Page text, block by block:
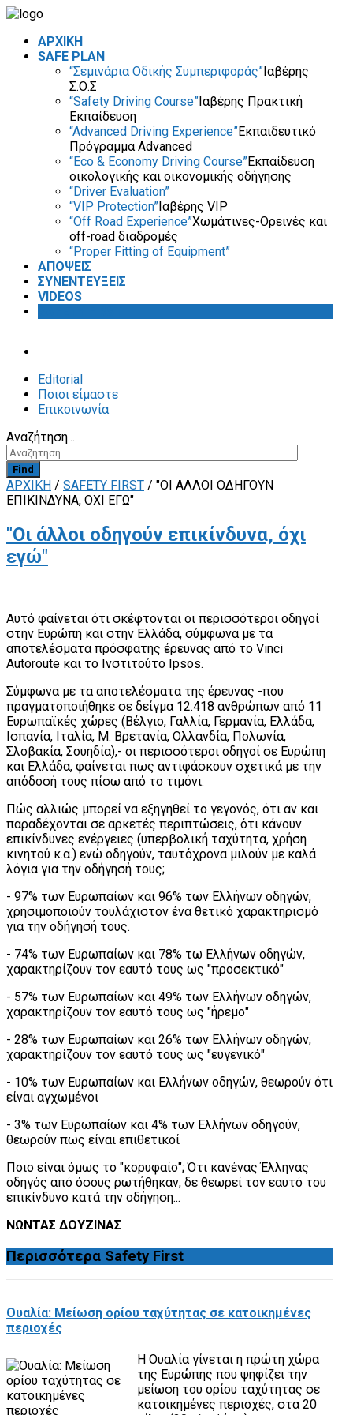
ΑΡΧΙΚΗ
SAFE PLAN
“Σεμινάρια Οδικής Συμπεριφοράς”Ιαβέρης
Σ.Ο.Σ
“Safety Driving Course”Ιαβέρης Πρακτική
Εκπαίδευση
“Advanced Driving Experience”Εκπαιδευτικό
Πρόγραμμα Advanced
“Eco & Economy Driving Course”Εκπαίδευση
οικολογικής και οικονομικής οδήγησης
“Driver Evaluation”
“VIP Protection”Ιαβέρης VIP
“Off Road Experience”Χωμάτινες-Ορεινές και
off-road διαδρομές
“Proper Fitting of Equipment”
ΑΠΟΨΕΙΣ
ΣΥΝΕΝΤΕΥΞΕΙΣ
VIDEOS
Editorial
Ποιοι είμαστε
Επικοινωνία
Αναζήτηση...
Find
ΑΡΧΙΚΗ / SAFETY FIRST / "ΟΙ ΆΛΛΟΙ ΟΔΗΓΟΎΝ
ΕΠΙΚΊΝΔΥΝΑ, ΌΧΙ ΕΓΏ"
"Οι άλλοι οδηγούν επικίνδυνα, όχι
εγώ"
Αυτό φαίνεται ότι σκέφτονται οι περισσότεροι οδηγοί
στην Ευρώπη και στην Ελλάδα, σύμφωνα με τα
αποτελέσματα πρόσφατης έρευνας από το Vinci
Autoroute και το Ινστιτούτο Ipsos.
Σύμφωνα με τα αποτελέσματα της έρευνας -που
πραγματοποιήθηκε σε δείγμα 12.418 ανθρώπων από 11
Ευρωπαϊκές χώρες (Βέλγιο, Γαλλία, Γερμανία, Ελλάδα,
Ισπανία, Ιταλία, Μ. Βρετανία, Ολλανδία, Πολωνία,
Σλοβακία, Σουηδία),- οι περισσότεροι οδηγοί σε Ευρώπη
και Ελλάδα, φαίνεται πως αντιφάσκουν σχετικά με την
απόδοσή τους πίσω από το τιμόνι.
Πώς αλλιώς μπορεί να εξηγηθεί το γεγονός, ότι αν και
παραδέχονται σε αρκετές περιπτώσεις, ότι κάνουν
επικίνδυνες ενέργειες (υπερβολική ταχύτητα, χρήση
κινητού κ.α.) ενώ οδηγούν, ταυτόχρονα μιλούν με καλά
λόγια για την οδήγησή τους;
- 97% των Ευρωπαίων και 96% των Ελλήνων οδηγών,
χρησιμοποιούν τουλάχιστον ένα θετικό χαρακτηρισμό
για την οδήγησή τους.
- 74% των Ευρωπαίων και 78% τω Ελλήνων οδηγών,
χαρακτηρίζουν τον εαυτό τους ως "προσεκτικό"
- 57% των Ευρωπαίων και 49% των Ελλήνων οδηγών,
χαρακτηρίζουν τον εαυτό τους ως "ήρεμο"
- 28% των Ευρωπαίων και 26% των Ελλήνων οδηγών,
χαρακτηρίζουν τον εαυτό τους ως "ευγενικό"
- 10% των Ευρωπαίων και Ελλήνων οδηγών, θεωρούν ότι
είναι αγχωμένοι
- 3% των Ευρωπαίων και 4% των Ελλήνων οδηγούν,
θεωρούν πως είναι επιθετικοί
Ποιο είναι όμως το "κορυφαίο"; Ότι κανένας Έλληνας
οδηγός από όσους ρωτήθηκαν, δε θεωρεί τον εαυτό του
επικίνδυνο κατά την οδήγηση...
ΝΩΝΤΑΣ ΔΟΥΖΙΝΑΣ
Περισσότερα Safety First
Ουαλία: Μείωση ορίου ταχύτητας σε κατοικημένες
περιοχές
Η Ουαλία γίνεται η πρώτη χώρα
της Ευρώπης που ψηφίζει την
μείωση του ορίου ταχύτητας σε
κατοικημένες περιοχές, στα 20